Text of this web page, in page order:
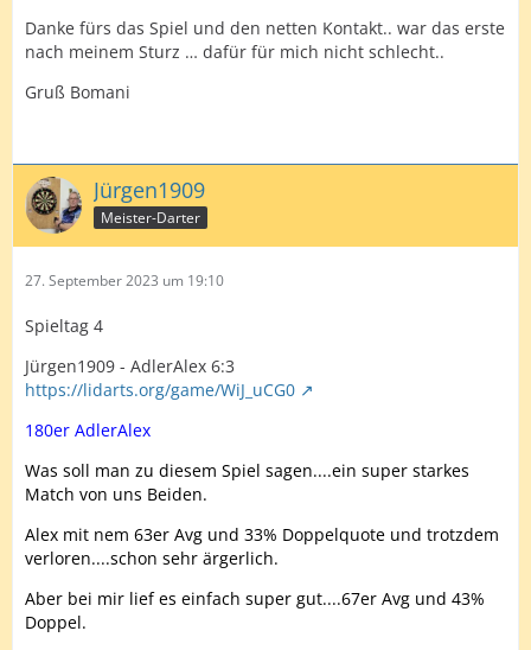
Danke fürs das Spiel und den netten Kontakt.. war das erste
nach meinem Sturz … dafür für mich nicht schlecht..
Gruß Bomani
Jürgen1909
Meister-Darter
27. September 2023 um 19:10
Spieltag 4
Jürgen1909 - AdlerAlex 6:3
https://lidarts.org/game/WiJ_uCG0
180er AdlerAlex
Was soll man zu diesem Spiel sagen....ein super starkes
Match von uns Beiden.
Alex mit nem 63er Avg und 33% Doppelquote und trotzdem
verloren....schon sehr ärgerlich.
Aber bei mir lief es einfach super gut....67er Avg und 43%
Doppel.